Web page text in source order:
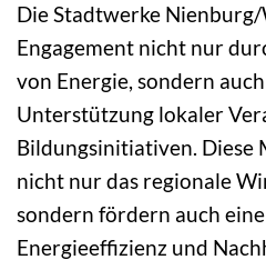
Die Stadtwerke
Engagement nicht nur
von Energie, sondern
Unterstützung lokaler
Bildungsinitiativen. Diese
nicht nur das regionale
sondern fördern auch
Energieeffizienz und